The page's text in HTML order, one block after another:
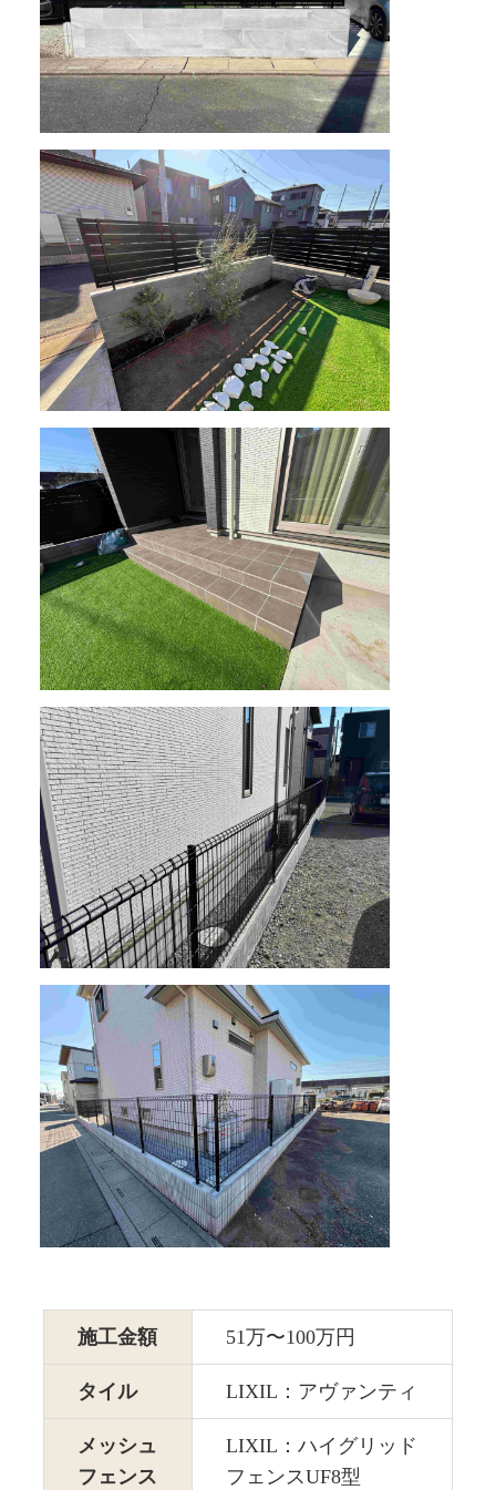
施工金額 51万〜100万円
タイル LIXIL：アヴァンティ
メッシュ
フェンス
LIXIL：ハイグリッド
フェンスUF8型